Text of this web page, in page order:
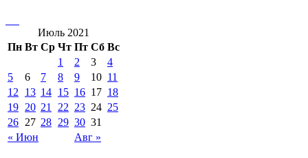
Июль 2021
Пн Вт Ср Чт Пт Сб Вс
« Июн Авг »
1 2 3
4
5
6 7 8 9 10 11
12
13 14 15 16 17 18
19 20 21 22 23 24 25
26 27 28 29 30 31